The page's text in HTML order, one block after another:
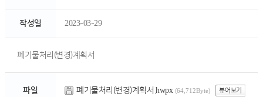
작성일 2023-03-29
폐기물처리(변경)계획서
파일 폐기물처리(변경)계획서.hwpx (64,712Byte) 뷰어보기